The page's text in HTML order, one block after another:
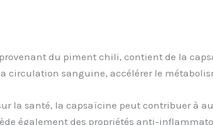
du piment chili, contient de la
circulation sanguine, accélérer le
la santé, la capsaïcine peut contribuer à
également des propriétés anti-